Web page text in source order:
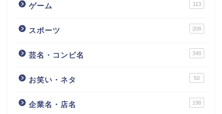
ゲーム 113
スポーツ 208
芸名・コンビ名 348
お笑い・ネタ 50
企業名・店名 198